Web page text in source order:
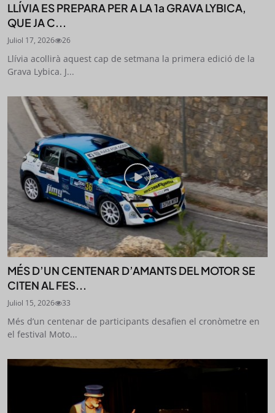
LLÍVIA ES PREPARA PER A LA 1a GRAVA LYBICA,
QUE JA C...
Juliol 17, 2026 26
Llívia acollirà aquest cap de setmana la primera edició de la
Grava Lybica. J...
MÉS D’UN CENTENAR D’AMANTS DEL MOTOR SE
CITEN AL FES...
Juliol 15, 2026 33
Més d’un centenar de participants desafien el cronòmetre en
el festival Moto...